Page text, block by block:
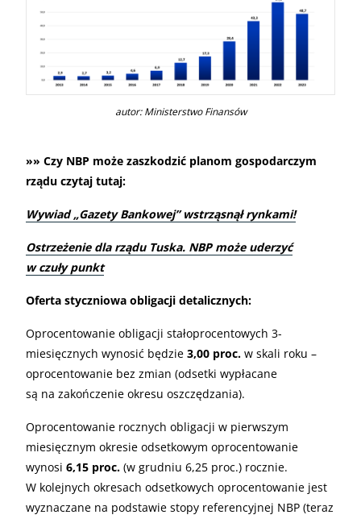
autor: Ministerstwo Finansów
»» Czy NBP może zaszkodzić planom gospodarczym
rządu czytaj tutaj:
Wywiad „Gazety Bankowej” wstrząsnął rynkami!
Ostrzeżenie dla rządu Tuska. NBP może uderzyć
w czuły punkt
Oferta styczniowa obligacji detalicznych:
Oprocentowanie obligacji stałoprocentowych 3-
miesięcznych wynosić będzie 3,00 proc. w skali roku –
oprocentowanie bez zmian (odsetki wypłacane
są na zakończenie okresu oszczędzania).
Oprocentowanie rocznych obligacji w pierwszym
miesięcznym okresie odsetkowym oprocentowanie
wynosi 6,15 proc. (w grudniu 6,25 proc.) rocznie.
W kolejnych okresach odsetkowych oprocentowanie jest
wyznaczane na podstawie stopy referencyjnej NBP (teraz